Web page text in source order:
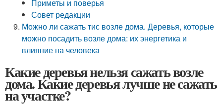
Приметы и поверья
Совет редакции
Можно ли сажать тис возле дома. Деревья, которые
можно посадить возле дома: их энергетика и
влияние на человека
Какие деревья нельзя сажать возле
дома. Какие деревья лучше не сажать
на участке?